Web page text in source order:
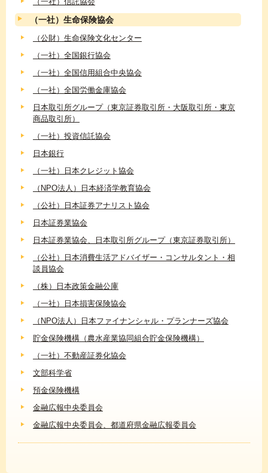
（一社）生命保険協会
（公財）生命保険文化センター
（一社）全国銀行協会
（一社）全国信用組合中央協会
（一社）全国労働金庫協会
日本取引所グループ（東京証券取引所・大阪取引所・東京
商品取引所）
（一社）投資信託協会
日本銀行
（一社）日本クレジット協会
（NPO法人）日本経済学教育協会
（公社）日本証券アナリスト協会
日本証券業協会
日本証券業協会、日本取引所グループ（東京証券取引所）
（公社）日本消費生活アドバイザー・コンサルタント・相
談員協会
（株）日本政策金融公庫
（一社）日本損害保険協会
（NPO法人）日本ファイナンシャル・プランナーズ協会
貯金保険機構（農水産業協同組合貯金保険機構）
（一社）不動産証券化協会
文部科学省
預金保険機構
金融広報中央委員会
金融広報中央委員会、都道府県金融広報委員会